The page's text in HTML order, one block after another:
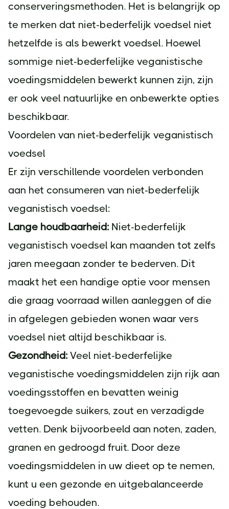
conserveringsmethoden. Het is belangrijk op
te merken dat niet-bederfelijk voedsel niet
hetzelfde is als bewerkt voedsel. Hoewel
sommige niet-bederfelijke veganistische
voedingsmiddelen bewerkt kunnen zijn, zijn
er ook veel natuurlijke en onbewerkte opties
beschikbaar.
Voordelen van niet-bederfelijk veganistisch
voedsel
Er zijn verschillende voordelen verbonden
aan het consumeren van niet-bederfelijk
veganistisch voedsel:
Lange houdbaarheid: Niet-bederfelijk
veganistisch voedsel kan maanden tot zelfs
jaren meegaan zonder te bederven. Dit
maakt het een handige optie voor mensen
die graag voorraad willen aanleggen of die
in afgelegen gebieden wonen waar vers
voedsel niet altijd beschikbaar is.
Gezondheid: Veel niet-bederfelijke
veganistische voedingsmiddelen zijn rijk aan
voedingsstoffen en bevatten weinig
toegevoegde suikers, zout en verzadigde
vetten. Denk bijvoorbeeld aan noten, zaden,
granen en gedroogd fruit. Door deze
voedingsmiddelen in uw dieet op te nemen,
kunt u een gezonde en uitgebalanceerde
voeding behouden.